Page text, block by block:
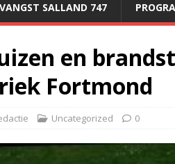
SALLAND 747
en
Fortmond
Uncategorized 0